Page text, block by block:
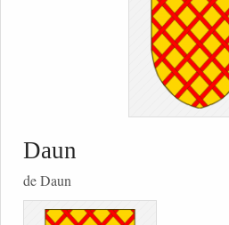
Daun
de Daun